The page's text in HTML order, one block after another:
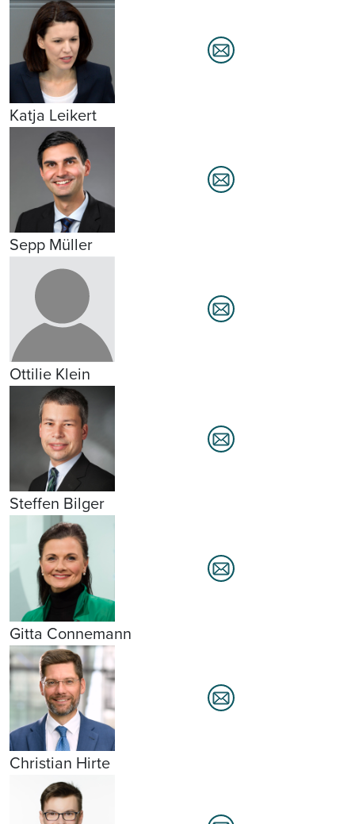
Katja Leikert
Sepp Müller
Ottilie Klein
Steffen Bilger
Gitta Connemann
Christian Hirte